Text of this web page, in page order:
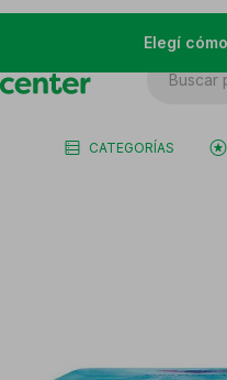
Elegí
CATEGORÍAS